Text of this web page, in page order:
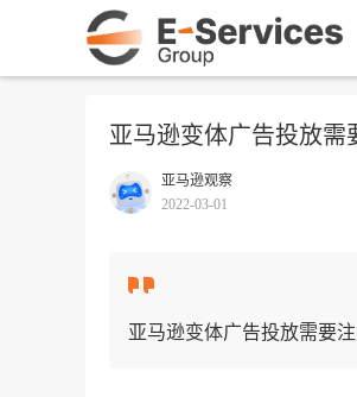
亚马逊变体广告投放需
亚马逊观察
2022-03-01
亚马逊变体广告投放需要注